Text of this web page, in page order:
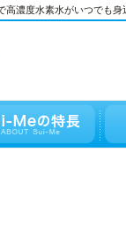
高濃度水素水がいつでも身